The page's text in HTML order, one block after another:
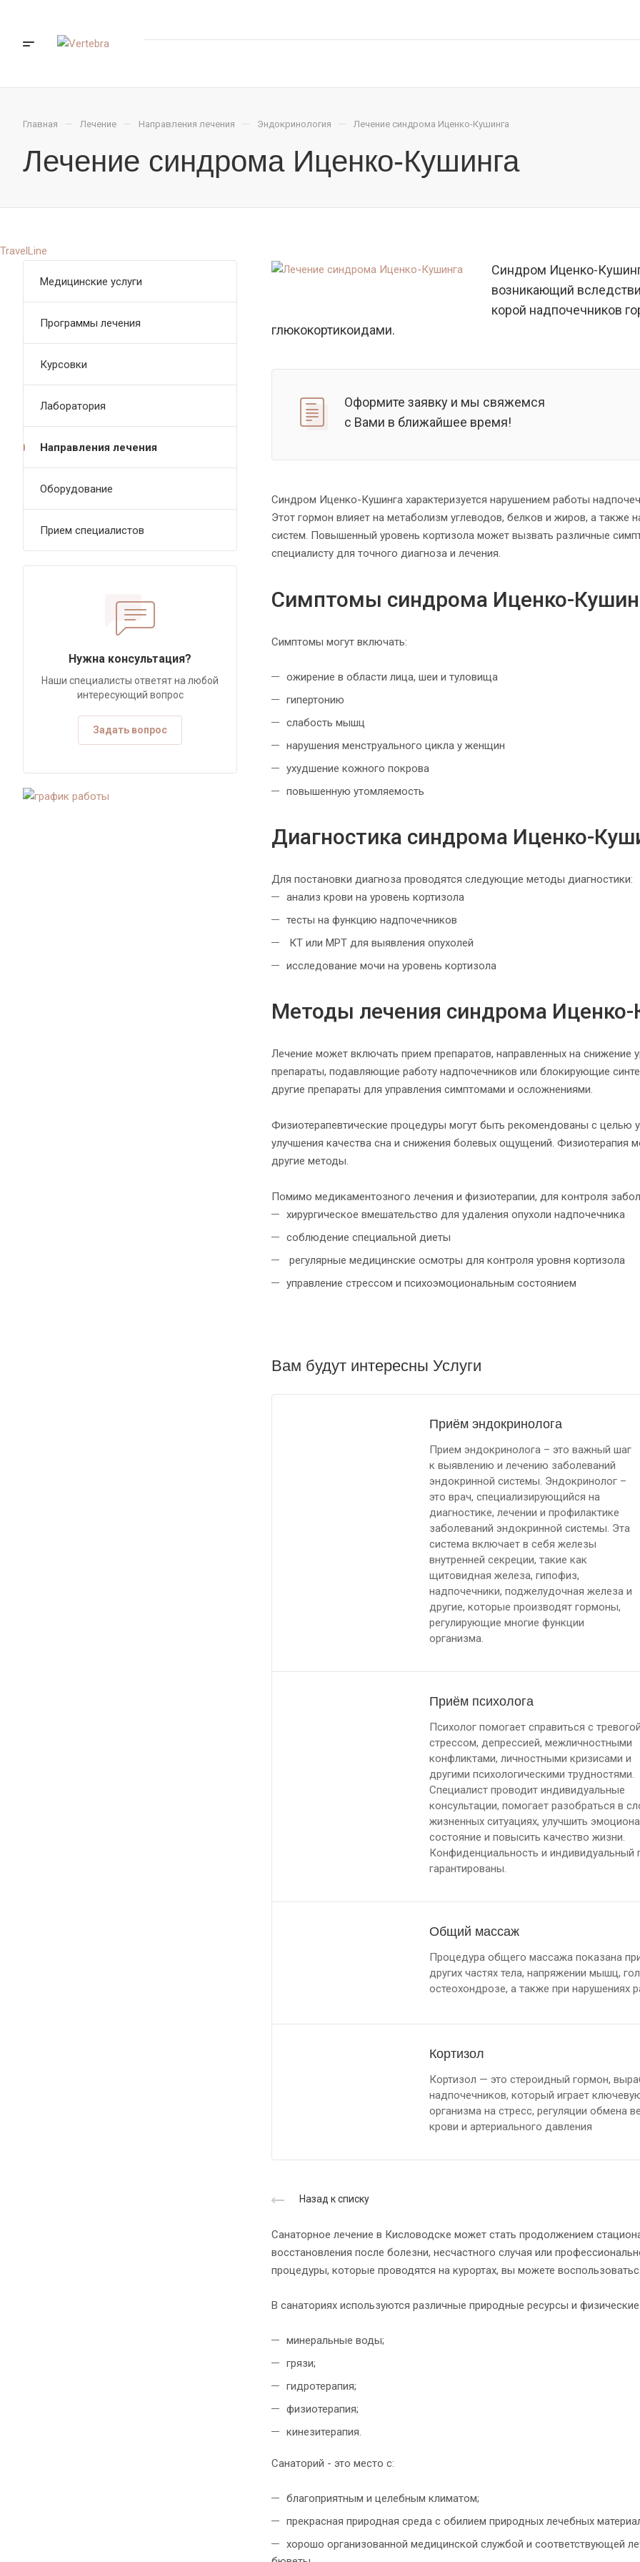
Главная — Лечение — Направления лечения — Эндокринология — Лечение синдрома Иценко-Кушинга
Лечение синдрома Иценко-Кушинга
TravelLine
Синдром Иценко-
возникающий
корой надпочечников
глюкокортикоидами.
Оформите заявку и мы свяжемся
с Вами в ближайшее время!
Синдром Иценко-Кушинга характеризуется нарушением работы
Этот гормон влияет на метаболизм углеводов, белков и жиров, а
систем. Повышенный уровень кортизола может вызвать различные
специалисту для точного диагноза и лечения.
Симптомы синдрома Иценко-
Симптомы могут включать:
ожирение в области лица, шеи и туловища
гипертонию
слабость мышц
нарушения менструального цикла у женщин
ухудшение кожного покрова
повышенную утомляемость
Диагностика синдрома Иценко-
Для постановки диагноза проводятся следующие методы диагностики:
анализ крови на уровень кортизола
тесты на функцию надпочечников
КТ или МРТ для выявления опухолей
исследование мочи на уровень кортизола
Методы лечения синдрома Иценко-
Лечение может включать прием препаратов, направленных на снижение
препараты, подавляющие работу надпочечников или блокирующие
другие препараты для управления симптомами и осложнениями.
Физиотерапевтические процедуры могут быть рекомендованы с целью
улучшения качества сна и снижения болевых ощущений. Физиотерапия
другие методы.
Помимо медикаментозного лечения и физиотерапии, для контроля
хирургическое вмешательство для удаления опухоли надпочечника
соблюдение специальной диеты
регулярные медицинские осмотры для контроля уровня кортизола
управление стрессом и психоэмоциональным состоянием
Вам будут интересны Услуги
Приём эндокринолога
Прием эндокринолога – это важный шаг
к выявлению и лечению заболеваний
эндокринной системы. Эндокринолог –
это врач, специализирующийся на
диагностике, лечении и профилактике
заболеваний эндокринной системы. Эта
система включает в себя железы
внутренней секреции, такие как
щитовидная железа, гипофиз,
надпочечники, поджелудочная железа и
другие, которые производят гормоны,
регулирующие многие функции
организма.
Приём психолога
Психолог помогает справиться с
стрессом, депрессией, межличностными
конфликтами, личностными кризисами и
другими психологическими трудностями.
Специалист проводит индивидуальные
консультации, помогает разобраться в
жизненных ситуациях, улучшить
состояние и повысить качество жизни.
Конфиденциальность и индивидуальный
гарантированы.
Общий массаж
Процедура общего массажа показана
других частях тела, напряжении мышц,
остеохондрозе, а также при нарушениях
Кортизол
Кортизол — это стероидный гормон,
надпочечников, который играет
организма на стресс, регуляции обмена
крови и артериального давления
Назад к списку
Санаторное лечение в Кисловодске может стать продолжением
восстановления после болезни, несчастного случая или
процедуры, которые проводятся на курортах, вы можете
В санаториях используются различные природные ресурсы и
минеральные воды;
грязи;
гидротерапия;
физиотерапия;
кинезитерапия.
Санаторий - это место с:
благоприятным и целебным климатом;
прекрасная природная среда с обилием природных лечебных
хорошо организованной медицинской службой и соответствующей
Медицинские услуги
Программы лечения
Курсовки
Лаборатория
Направления лечения
Оборудование
Прием специалистов
Нужна консультация?
Наши специалисты ответят на любой
интересующий вопрос
Задать вопрос